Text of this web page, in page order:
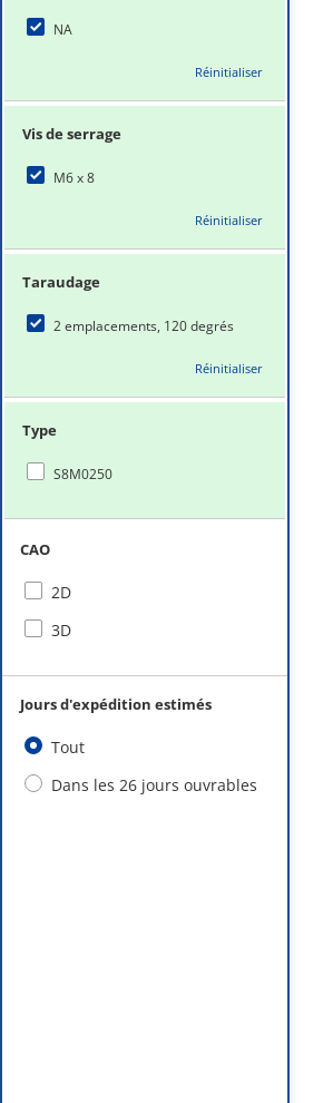
NA
Réinitialiser
Vis de serrage
M6 x 8
Réinitialiser
Taraudage
2 emplacements, 120 degrés
Réinitialiser
Type
S8M0250
CAO
2D
3D
Jours d'expédition estimés
Tout
Dans les 26 jours ouvrables